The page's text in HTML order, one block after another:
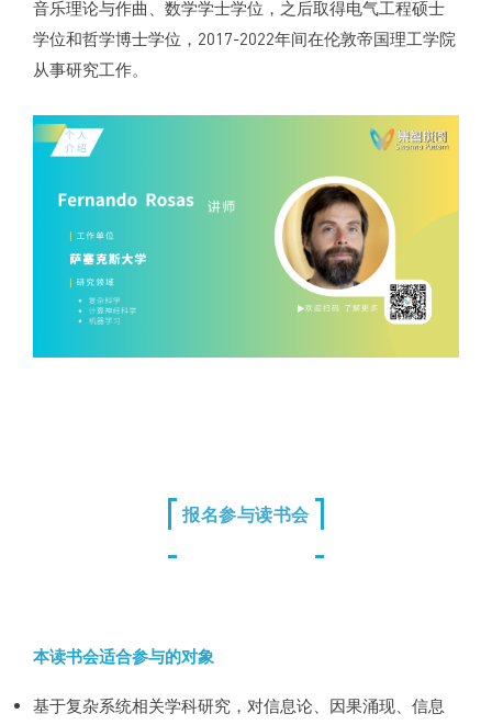
音乐理论与作曲、数学学士学位，之后取得电气工程硕士
学位和哲学博士学位，2017-2022年间在伦敦帝国理工学院
从事研究工作。
报名参与读书会
本读书会适合参与的对象
基于复杂系统相关学科研究，对信息论、因果涌现、信息